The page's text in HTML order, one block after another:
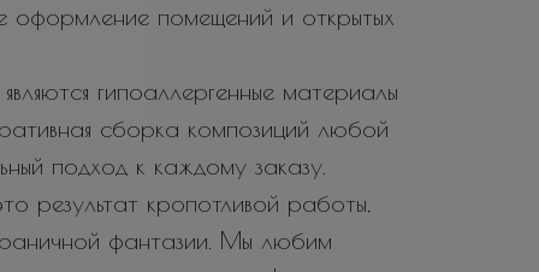
оформление помещений и открытых
гипоаллергенные материалы
сборка композиций любой
подход к каждому заказу.
результат кропотливой работы,
фантазии. Мы любим